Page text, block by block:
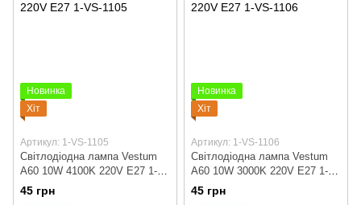
Новинка
Хіт
Артикул: 1-VS-1105
Світлодіодна лампа Vestum
A60 10W 4100K 220V E27 1-
VS-1105
45 грн
Новинка
Хіт
Артикул: 1-VS-1106
Світлодіодна лампа Vestum
A60 10W 3000K 220V E27 1-
VS-1106
45 грн